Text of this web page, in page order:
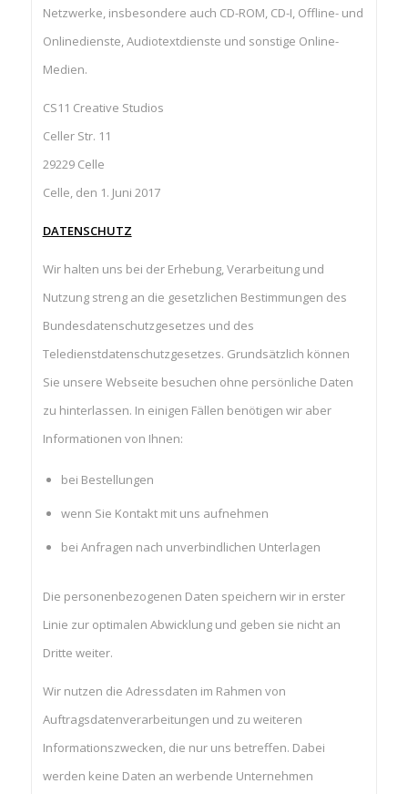
Netzwerke, insbesondere auch CD-ROM, CD-I, Offline- und
Onlinedienste, Audiotextdienste und sonstige Online-
Medien.
CS11 Creative Studios
Celler Str. 11
29229 Celle
Celle, den 1. Juni 2017
DATENSCHUTZ
Wir halten uns bei der Erhebung, Verarbeitung und
Nutzung streng an die gesetzlichen Bestimmungen des
Bundesdatenschutzgesetzes und des
Teledienstdatenschutzgesetzes. Grundsätzlich können
Sie unsere Webseite besuchen ohne persönliche Daten
zu hinterlassen. In einigen Fällen benötigen wir aber
Informationen von Ihnen:
bei Bestellungen
wenn Sie Kontakt mit uns aufnehmen
bei Anfragen nach unverbindlichen Unterlagen
Die personenbezogenen Daten speichern wir in erster
Linie zur optimalen Abwicklung und geben sie nicht an
Dritte weiter.
Wir nutzen die Adressdaten im Rahmen von
Auftragsdatenverarbeitungen und zu weiteren
Informationszwecken, die nur uns betreffen. Dabei
werden keine Daten an werbende Unternehmen